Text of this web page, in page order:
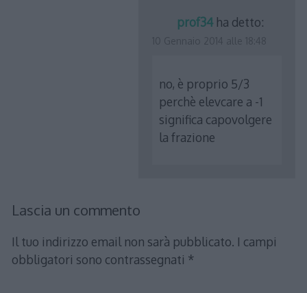
prof34 ha detto:
no, è proprio 5/3
perchè elevcare a -1
significa capovolgere
la frazione
Lascia un commento
Il tuo indirizzo email non sarà pubblicato. I campi
obbligatori sono contrassegnati *